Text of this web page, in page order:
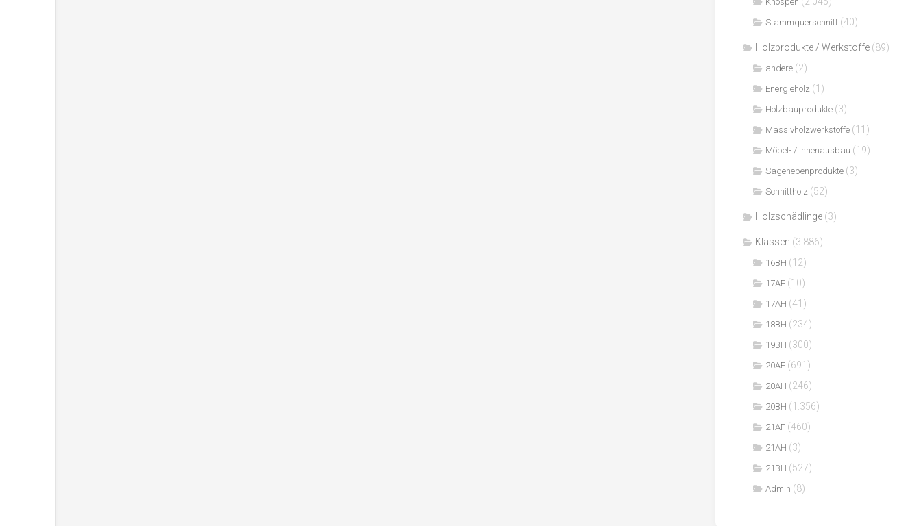
Stammquerschnitt (40)
Holzprodukte / Werkstoffe (89)
andere (2)
Energieholz (1)
Holzbauprodukte (3)
Massivholzwerkstoffe (11)
Möbel- / Innenausbau (19)
Sägenebenprodukte (3)
Schnittholz (52)
Holzschädlinge (3)
Klassen (3.886)
16BH (12)
17AF (10)
17AH (41)
18BH (234)
19BH (300)
20AF (691)
20AH (246)
20BH (1.356)
21AF (460)
21AH (3)
21BH (527)
Admin (8)